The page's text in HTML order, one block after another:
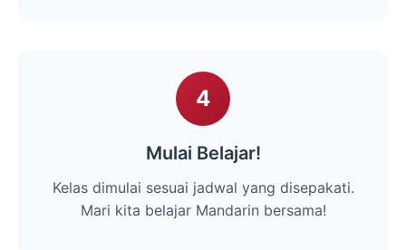
4
Mulai Belajar!
Kelas dimulai sesuai jadwal yang disepakati.
Mari kita belajar Mandarin bersama!